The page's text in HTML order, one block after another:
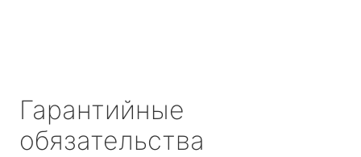
Гарантийные
обязательства